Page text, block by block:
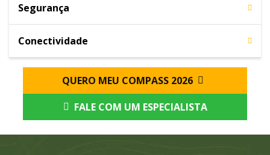
Segurança
Conectividade
QUERO MEU COMPASS 2026
FALE COM UM ESPECIALISTA